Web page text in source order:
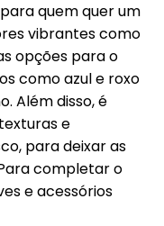
quem quer um
vibrantes como
opções para o
como azul e roxo
Além disso, é
e
para deixar as
completar o
e acessórios